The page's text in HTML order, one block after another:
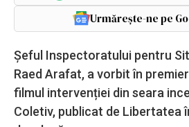
Urmărește-ne pe
Șeful Inspectoratului pentru
Raed Arafat, a vorbit în
filmul intervenției din seara
Coletiv, publicat de Libertatea